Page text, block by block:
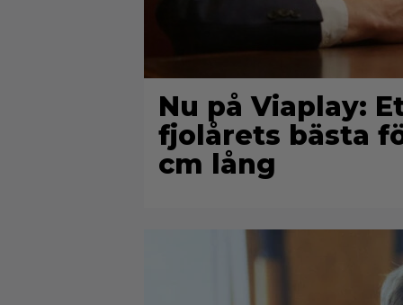
Nu på Viaplay:
fjolårets bästa
cm lång